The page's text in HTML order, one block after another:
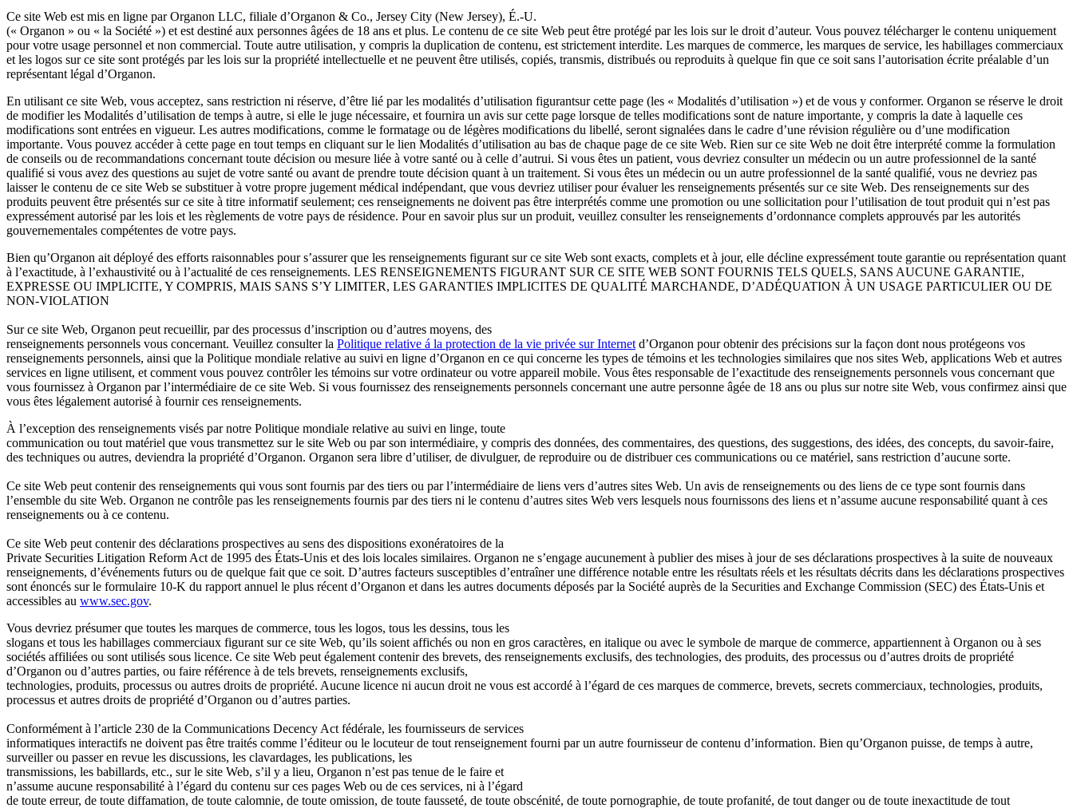
Ce site Web est mis en ligne par Organon LLC, filiale d’Organon & Co., Jersey City (New Jersey), É.-U.
(« Organon » ou « la Société ») et est destiné aux personnes âgées de 18 ans et plus. Le contenu de ce site Web peut être protégé par les lois sur le droit d’auteur. Vous pouvez télécharger le contenu uniquement
pour votre usage personnel et non commercial. Toute autre utilisation, y compris la duplication de contenu, est strictement interdite. Les marques de commerce, les marques de service, les habillages commerciaux
et les logos sur ce site sont protégés par les lois sur la propriété intellectuelle et ne peuvent être utilisés, copiés, transmis, distribués ou reproduits à quelque fin que ce soit sans l’autorisation écrite préalable d’un
représentant légal d’Organon.
En utilisant ce site Web, vous acceptez, sans restriction ni réserve, d’être lié par les modalités d’utilisation figurantsur cette page (les « Modalités d’utilisation ») et de vous y conformer. Organon se réserve le droit
de modifier les Modalités d’utilisation de temps à autre, si elle le juge nécessaire, et fournira un avis sur cette page lorsque de telles modifications sont de nature importante, y compris la date à laquelle ces
modifications sont entrées en vigueur. Les autres modifications, comme le formatage ou de légères modifications du libellé, seront signalées dans le cadre d’une révision régulière ou d’une modification
importante. Vous pouvez accéder à cette page en tout temps en cliquant sur le lien Modalités d’utilisation au bas de chaque page de ce site Web. Rien sur ce site Web ne doit être interprété comme la formulation
de conseils ou de recommandations concernant toute décision ou mesure liée à votre santé ou à celle d’autrui. Si vous êtes un patient, vous devriez consulter un médecin ou un autre professionnel de la santé
qualifié si vous avez des questions au sujet de votre santé ou avant de prendre toute décision quant à un traitement. Si vous êtes un médecin ou un autre professionnel de la santé qualifié, vous ne devriez pas
laisser le contenu de ce site Web se substituer à votre propre jugement médical indépendant, que vous devriez utiliser pour évaluer les renseignements présentés sur ce site Web. Des renseignements sur des
produits peuvent être présentés sur ce site à titre informatif seulement; ces renseignements ne doivent pas être interprétés comme une promotion ou une sollicitation pour l’utilisation de tout produit qui n’est pas
expressément autorisé par les lois et les règlements de votre pays de résidence. Pour en savoir plus sur un produit, veuillez consulter les renseignements d’ordonnance complets approuvés par les autorités
gouvernementales compétentes de votre pays.
Bien qu’Organon ait déployé des efforts raisonnables pour s’assurer que les renseignements figurant sur ce site Web sont exacts, complets et à jour, elle décline expressément toute garantie ou représentation quant
à l’exactitude, à l’exhaustivité ou à l’actualité de ces renseignements. LES RENSEIGNEMENTS FIGURANT SUR CE SITE WEB SONT FOURNIS TELS QUELS, SANS AUCUNE GARANTIE,
EXPRESSE OU IMPLICITE, Y COMPRIS, MAIS SANS S’Y LIMITER, LES GARANTIES IMPLICITES DE QUALITÉ MARCHANDE, D’ADÉQUATION À UN USAGE PARTICULIER OU DE
NON-VIOLATION
Sur ce site Web, Organon peut recueillir, par des processus d’inscription ou d’autres moyens, des
renseignements personnels vous concernant. Veuillez consulter la Politique relative á la protection de la vie privée sur Internet d’Organon pour obtenir des précisions sur la façon dont nous protégeons vos
renseignements personnels, ainsi que la Politique mondiale relative au suivi en ligne d’Organon en ce qui concerne les types de témoins et les technologies similaires que nos sites Web, applications Web et autres
services en ligne utilisent, et comment vous pouvez contrôler les témoins sur votre ordinateur ou votre appareil mobile. Vous êtes responsable de l’exactitude des renseignements personnels vous concernant que
vous fournissez à Organon par l’intermédiaire de ce site Web. Si vous fournissez des renseignements personnels concernant une autre personne âgée de 18 ans ou plus sur notre site Web, vous confirmez ainsi que
vous êtes légalement autorisé à fournir ces renseignements.
À l’exception des renseignements visés par notre Politique mondiale relative au suivi en linge, toute
communication ou tout matériel que vous transmettez sur le site Web ou par son intermédiaire, y compris des données, des commentaires, des questions, des suggestions, des idées, des concepts, du savoir-faire,
des techniques ou autres, deviendra la propriété d’Organon. Organon sera libre d’utiliser, de divulguer, de reproduire ou de distribuer ces communications ou ce matériel, sans restriction d’aucune sorte.
Ce site Web peut contenir des renseignements qui vous sont fournis par des tiers ou par l’intermédiaire de liens vers d’autres sites Web. Un avis de renseignements ou des liens de ce type sont fournis dans
l’ensemble du site Web. Organon ne contrôle pas les renseignements fournis par des tiers ni le contenu d’autres sites Web vers lesquels nous fournissons des liens et n’assume aucune responsabilité quant à ces
renseignements ou à ce contenu.
Ce site Web peut contenir des déclarations prospectives au sens des dispositions exonératoires de la
Private Securities Litigation Reform Act de 1995 des États-Unis et des lois locales similaires. Organon ne s’engage aucunement à publier des mises à jour de ses déclarations prospectives à la suite de nouveaux
renseignements, d’événements futurs ou de quelque fait que ce soit. D’autres facteurs susceptibles d’entraîner une différence notable entre les résultats réels et les résultats décrits dans les déclarations prospectives
sont énoncés sur le formulaire 10-K du rapport annuel le plus récent d’Organon et dans les autres documents déposés par la Société auprès de la Securities and Exchange Commission (SEC) des États-Unis et
accessibles au www.sec.gov.
Vous devriez présumer que toutes les marques de commerce, tous les logos, tous les dessins, tous les
slogans et tous les habillages commerciaux figurant sur ce site Web, qu’ils soient affichés ou non en gros caractères, en italique ou avec le symbole de marque de commerce, appartiennent à Organon ou à ses
sociétés affiliées ou sont utilisés sous licence. Ce site Web peut également contenir des brevets, des renseignements exclusifs, des technologies, des produits, des processus ou d’autres droits de propriété
d’Organon ou d’autres parties, ou faire référence à de tels brevets, renseignements exclusifs,
technologies, produits, processus ou autres droits de propriété. Aucune licence ni aucun droit ne vous est accordé à l’égard de ces marques de commerce, brevets, secrets commerciaux, technologies, produits,
processus et autres droits de propriété d’Organon ou d’autres parties.
Conformément à l’article 230 de la Communications Decency Act fédérale, les fournisseurs de services
informatiques interactifs ne doivent pas être traités comme l’éditeur ou le locuteur de tout renseignement fourni par un autre fournisseur de contenu d’information. Bien qu’Organon puisse, de temps à autre,
surveiller ou passer en revue les discussions, les clavardages, les publications, les
transmissions, les babillards, etc., sur le site Web, s’il y a lieu, Organon n’est pas tenue de le faire et
n’assume aucune responsabilité à l’égard du contenu sur ces pages Web ou de ces services, ni à l’égard
de toute erreur, de toute diffamation, de toute calomnie, de toute omission, de toute fausseté, de toute obscénité, de toute pornographie, de toute profanité, de tout danger ou de toute inexactitude de tout